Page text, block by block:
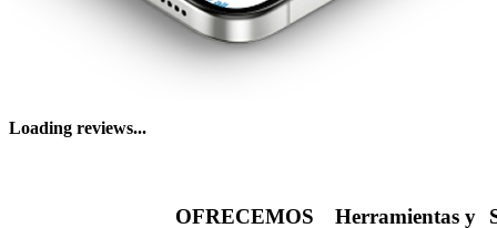
Loading reviews...
OFRECEMOS
Herramientas y